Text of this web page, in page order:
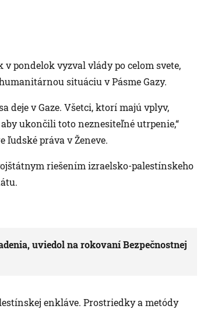
pondelok vyzval vlády po celom svete,
situáciu v Pásme Gazy.
deje v Gaze. Všetci, ktorí majú vplyv,
ukončili toto neznesiteľné utrpenie,“
ľudské práva v Ženeve.
riešením izraelsko-palestínskeho
uviedol na rokovaní Bezpečnostnej
enkláve. Prostriedky a metódy